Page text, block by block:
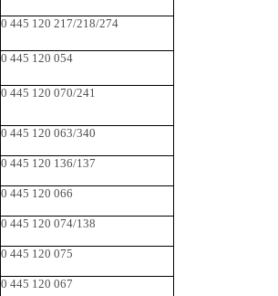
0 445 120 217/218/274
0 445 120 054
0 445 120 070/241
0 445 120 063/340
0 445 120 136/137
0 445 120 066
0 445 120 074/138
0 445 120 075
0 445 120 067